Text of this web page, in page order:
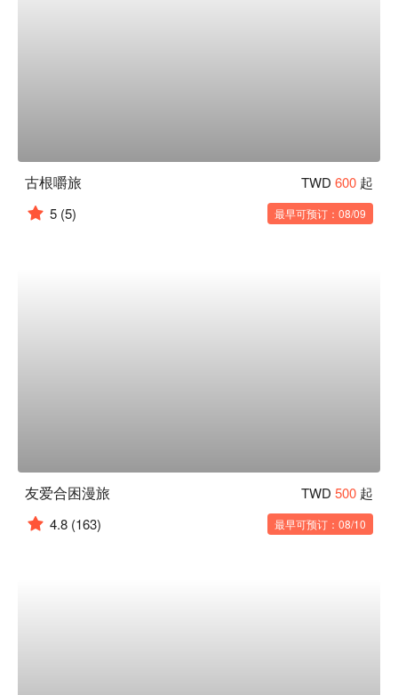
古根嚼旅 TWD 600 起
5 (5) 最早可预订：08/09
友爱合困漫旅 TWD 500 起
4.8 (163) 最早可预订：08/10